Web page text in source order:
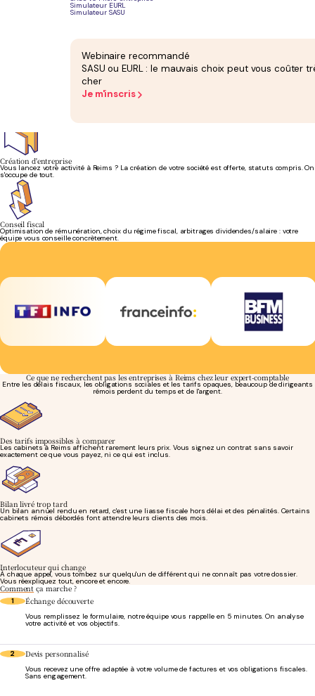
Simulateur EURL
Simulateur SASU
Webinaire recommandé
SASU ou EURL : le mauvais choix peut vous coûter
cher
Je m'inscris
Votre bilan annuel attesté et votre liasse fiscale sont réalisés et déposés par votre équipe
comptable. Inclus dans l'abonnement.
Création d'entreprise
Vous lancez votre activité à Reims ? La création de votre société est offerte, statuts compris. On
s'occupe de tout.
Conseil fiscal
Optimisation de rémunération, choix du régime fiscal, arbitrages dividendes/salaire : votre
équipe vous conseille concrètement.
Ce que ne recherchent pas les entreprises à Reims chez leur expert-comptable
Entre les délais fiscaux, les obligations sociales et les tarifs opaques, beaucoup de dirigeants
rémois perdent du temps et de l'argent.
Des tarifs impossibles à comparer
Les cabinets à Reims affichent rarement leurs prix. Vous signez un contrat sans savoir
exactement ce que vous payez, ni ce qui est inclus.
Bilan livré trop tard
Un bilan annuel rendu en retard, c'est une liasse fiscale hors délai et des pénalités. Certains
cabinets rémois débordés font attendre leurs clients des mois.
Interlocuteur qui change
À chaque appel, vous tombez sur quelqu'un de différent qui ne connaît pas votre dossier.
Vous réexpliquez tout, encore et encore.
Comment ça marche ?
1 Échange découverte
Vous remplissez le formulaire, notre équipe vous rappelle en 5 minutes. On analyse
votre activité et vos objectifs.
2 Devis personnalisé
Vous recevez une offre adaptée à votre volume de factures et vos obligations fiscales.
Sans engagement.